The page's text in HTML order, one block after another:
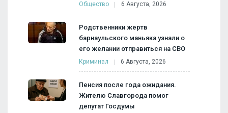
Общество 6 Августа, 2026
Родственники жертв
барнаульского маньяка узнали о
его желании отправиться на СВО
Криминал 6 Августа, 2026
Пенсия после года ожидания.
Жителю Славгорода помог
депутат Госдумы